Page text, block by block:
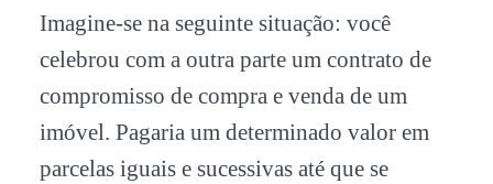
Imagine-se na seguinte situação: você
celebrou com a outra parte um contrato de
compromisso de compra e venda de um
imóvel. Pagaria um determinado valor em
parcelas iguais e sucessivas até que se